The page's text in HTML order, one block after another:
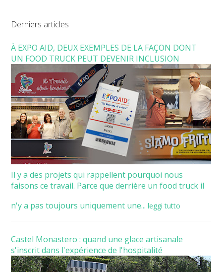
Derniers articles
À EXPO AID, DEUX EXEMPLES DE LA FAÇON DONT
UN FOOD TRUCK PEUT DEVENIR INCLUSION
Il y a des projets qui rappellent pourquoi nous
faisons ce travail. Parce que derrière un food truck il
n'y a pas toujours uniquement une... leggi tutto
Castel Monastero : quand une glace artisanale
s'inscrit dans l'expérience de l'hospitalité